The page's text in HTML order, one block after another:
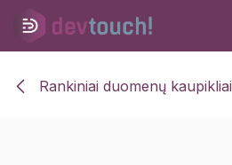
Skip to Content
Rankiniai duomenų kaupikliai